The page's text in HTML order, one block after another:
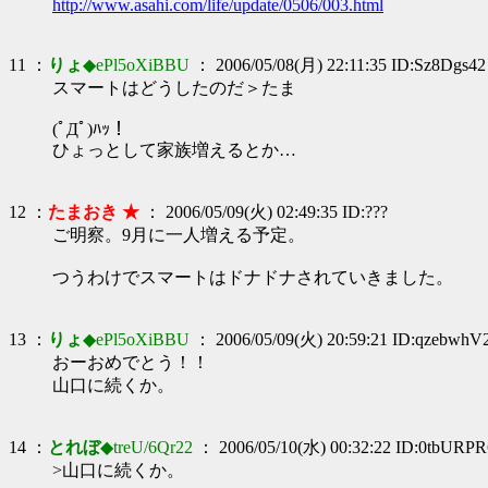
http://www.asahi.com/life/update/0506/003.html
11 ： りょ◆ePl5oXiBBU ： 2006/05/08(月) 22:11:35 ID:Sz8Dgs42
スマートはどうしたのだ＞たま
(ﾟДﾟ)ﾊｯ！
ひょっとして家族増えるとか…
12 ： たまおき ★ ： 2006/05/09(火) 02:49:35 ID:???
ご明察。9月に一人増える予定。
つうわけでスマートはドナドナされていきました。
13 ： りょ◆ePl5oXiBBU ： 2006/05/09(火) 20:59:21
おーおめでとう！！
山口に続くか。
14 ： とれぼ◆treU/6Qr22 ： 2006/05/10(水) 00:32:22
>山口に続くか。